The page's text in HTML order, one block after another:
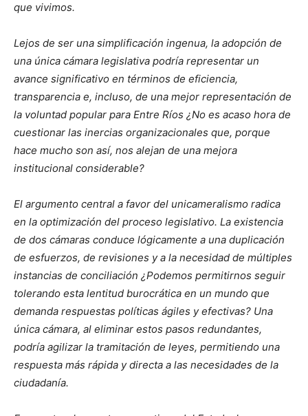
que vivimos.
Lejos de ser una simplificación ingenua, la adopción de
una única cámara legislativa podría representar un
avance significativo en términos de eficiencia,
transparencia e, incluso, de una mejor representación de
la voluntad popular para Entre Ríos ¿No es acaso hora de
cuestionar las inercias organizacionales que, porque
hace mucho son así, nos alejan de una mejora
institucional considerable?
El argumento central a favor del unicameralismo radica
en la optimización del proceso legislativo. La existencia
de dos cámaras conduce lógicamente a una duplicación
de esfuerzos, de revisiones y a la necesidad de múltiples
instancias de conciliación ¿Podemos permitirnos seguir
tolerando esta lentitud burocrática en un mundo que
demanda respuestas políticas ágiles y efectivas? Una
única cámara, al eliminar estos pasos redundantes,
podría agilizar la tramitación de leyes, permitiendo una
respuesta más rápida y directa a las necesidades de la
ciudadanía.